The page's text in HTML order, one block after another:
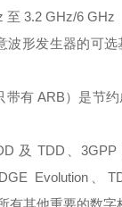
至 3.2 GHz/6 GHz
波形发生器的可选
带有 ARB）是节
及 TDD、3GPP
Evolution、
有其他重要的数字